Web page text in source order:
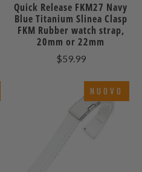
Quick Release FKM27 Navy
Blue Titanium Slinea Clasp
FKM Rubber watch strap,
20mm or 22mm
$59.99
NUOVO